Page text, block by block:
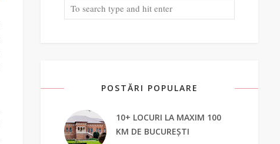
POSTĂRI POPULARE
10+ LOCURI LA MAXIM 100
KM DE BUCUREȘTI